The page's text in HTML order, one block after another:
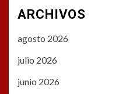
ARCHIVOS
agosto 2026
julio 2026
junio 2026